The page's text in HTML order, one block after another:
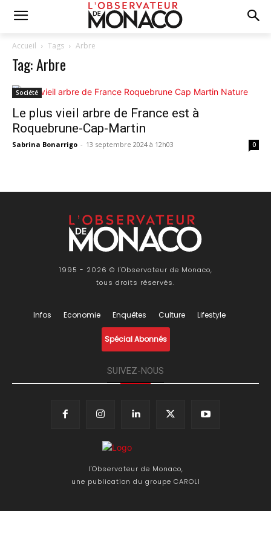
Accueil Tags Arbre
Tag: Arbre
Société
Le plus vieil arbre de France est à
Roquebrune-Cap-Martin
Sabrina Bonarrigo - 13 septembre 2024 à 12h03 0
1995 - 2026 © l'Observateur de Monaco,
tous droits réservés.
Infos Economie Enquêtes Culture Lifestyle
Spécial Abonnés
SUIVEZ-NOUS
l'Observateur de Monaco,
une publication du groupe CAROLI